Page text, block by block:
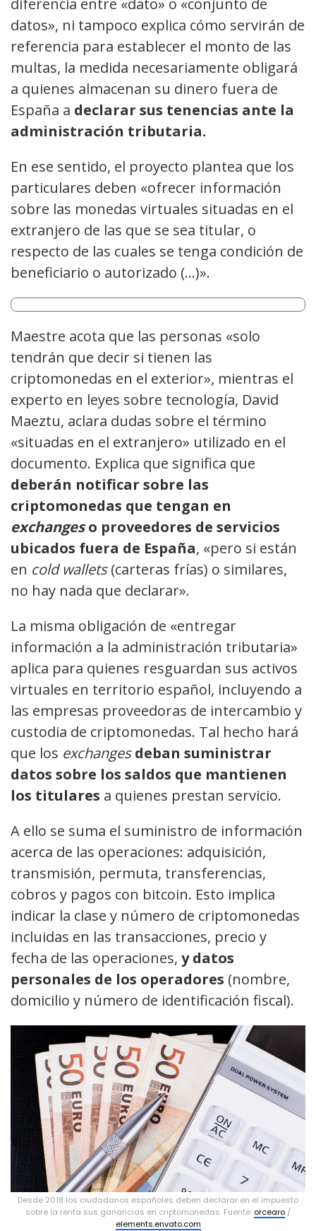
datos», ni tampoco explica cómo servirán de
referencia para establecer el monto de las
multas, la medida necesariamente obligará
a quienes almacenan su dinero fuera de
España a declarar sus tenencias ante la
administración tributaria.
En ese sentido, el proyecto plantea que los
particulares deben «ofrecer información
sobre las monedas virtuales situadas en el
extranjero de las que se sea titular, o
respecto de las cuales se tenga condición de
beneficiario o autorizado (…)».
Maestre acota que las personas «solo
tendrán que decir si tienen las
criptomonedas en el exterior», mientras el
experto en leyes sobre tecnología, David
Maeztu, aclara dudas sobre el término
«situadas en el extranjero» utilizado en el
documento. Explica que significa que
deberán notificar sobre las
criptomonedas que tengan en
exchangeso proveedores de servicios
ubicados fuera de España, «pero si están
en cold wallets(carteras frías) o similares,
no hay nada que declarar».
La misma obligación de «entregar
información a la administración tributaria»
aplica para quienes resguardan sus activos
virtuales en territorio español, incluyendo a
las empresas proveedoras de intercambio y
custodia de criptomonedas. Tal hecho hará
que los exchangesdeban suministrar
datos sobre los saldos que mantienen
los titulares a quienes prestan servicio.
A ello se suma el suministro de información
acerca de las operaciones: adquisición,
transmisión, permuta, transferencias,
cobros y pagos con bitcoin. Esto implica
indicar la clase y número de criptomonedas
incluidas en las transacciones, precio y
fecha de las operaciones, y datos
personales de los operadores (nombre,
domicilio y número de identificación fiscal).
Desde 2018 los ciudadanos españoles deben declarar en el impuesto
sobre la renta sus ganancias en criptomonedas. Fuente: orcearo /
elements.envato.com